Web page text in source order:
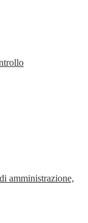
amministrazione,